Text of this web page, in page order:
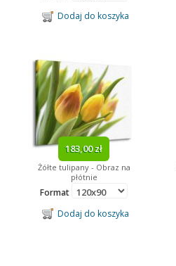
Dodaj do koszyka
183,00 zł
Żółte tulipany - Obraz na
płótnie
Format
Dodaj do koszyka